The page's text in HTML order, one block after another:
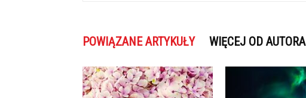
POWIĄZANE ARTYKUŁY WIĘCEJ OD AUTORA